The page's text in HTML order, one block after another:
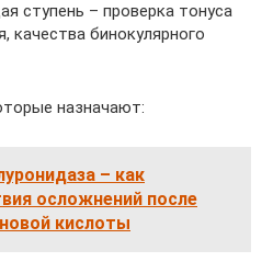
ступень – проверка тонуса
качества бинокулярного
назначают:
– как
осложнений после
кислоты